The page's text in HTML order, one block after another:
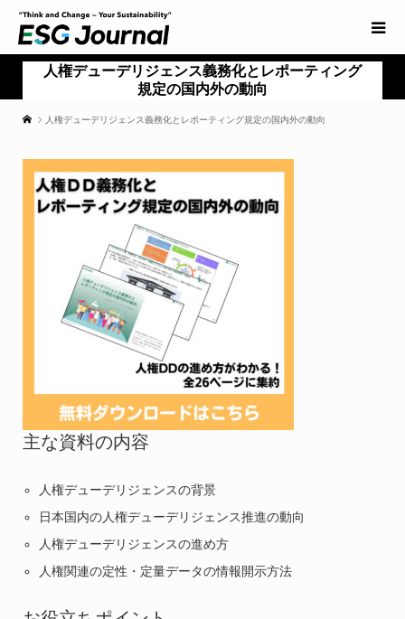
人権デューデリジェンス義務化とレポーティング
規定の国内外の動向
人権デューデリジェンス義務化とレポーティング規定の国内外の動向
主な資料の内容
人権デューデリジェンスの背景
日本国内の人権デューデリジェンス推進の動向
人権デューデリジェンスの進め方
人権関連の定性・定量データの情報開示方法